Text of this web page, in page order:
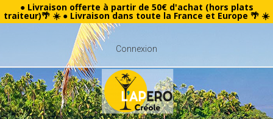
● Livraison offerte à partir de 50€ d'achat (hors plats
traiteur)🌴 ☀️ ● Livraison dans toute la France et Europe 🌴 ☀️
Connexion